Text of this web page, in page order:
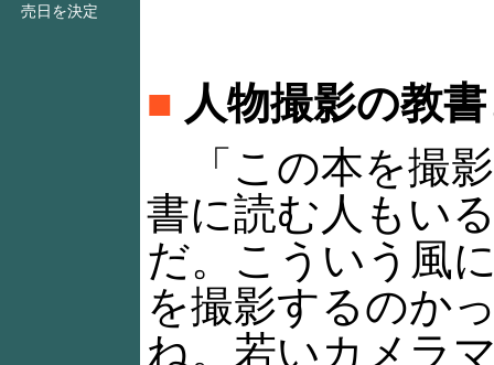
売日を決定
■ 人物撮影の教
「この本を撮
書に読む人もい
だ。こういう風
を撮影するのか
ね。若いカメラ